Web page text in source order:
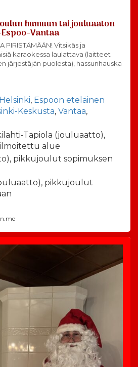
humuun tai jouluaaton
Vantaa
PIRISTÄMÄÄN! Vitsikäs ja
karaokessa laulattava (laitteet
järjestäjän puolesta), hassunhauska
, Espoon eteläinen
Keskusta, Vantaa,
Tapiola (jouluaatto),
alue
pikkujoulut sopimuksen
pikkujoulut